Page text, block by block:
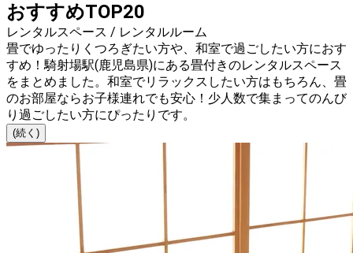
おすすめTOP20
レンタルスペース / レンタルルーム
畳でゆったりくつろぎたい方や、和室で過ごしたい方におす
すめ！騎射場駅(鹿児島県)にある畳付きのレンタルスペース
をまとめました。和室でリラックスしたい方はもちろん、畳
のお部屋ならお子様連れでも安心！少人数で集まってのんび
り過ごしたい方にぴったりです。
(続く)